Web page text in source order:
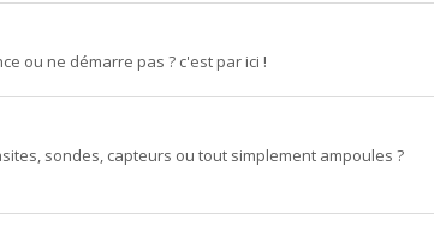
ou ne démarre pas ? c'est par ici !
sondes, capteurs ou tout simplement ampoules ?